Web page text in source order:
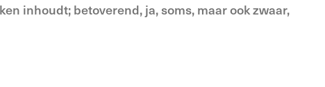
inhoudt; betoverend, ja, soms, maar ook zwaar,